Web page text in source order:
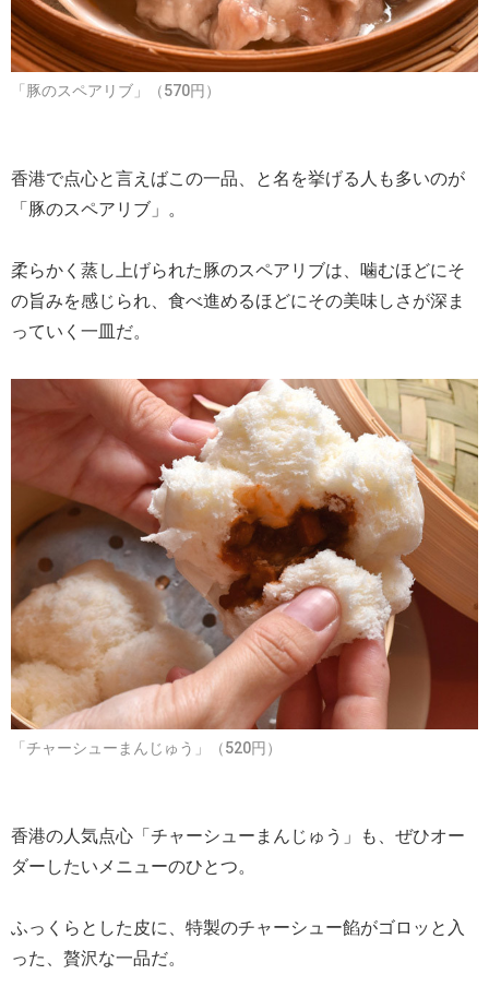
「豚のスペアリブ」（570円）
香港で点心と言えばこの一品、と名を挙げる人も多いのが
「豚のスペアリブ」。
柔らかく蒸し上げられた豚のスペアリブは、噛むほどにそ
の旨みを感じられ、食べ進めるほどにその美味しさが深ま
っていく一皿だ。
「チャーシューまんじゅう」（520円）
香港の人気点心「チャーシューまんじゅう」も、ぜひオー
ダーしたいメニューのひとつ。
ふっくらとした皮に、特製のチャーシュー餡がゴロッと入
った、贅沢な一品だ。